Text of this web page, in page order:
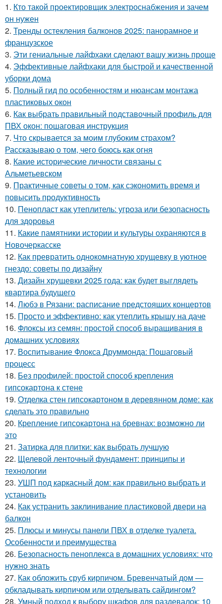
1. Кто такой проектировщик электроснабжения и зачем
он нужен
2. Тренды остекления балконов 2025: панорамное и
французское
3. Эти гениальные лайфхаки сделают вашу жизнь проще
4. Эффективные лайфхаки для быстрой и качественной
уборки дома
5. Полный гид по особенностям и нюансам монтажа
пластиковых окон
6. Как выбрать правильный подставочный профиль для
ПВХ окон: пошаговая инструкция
7. Что скрывается за моим глубоким страхом?
Рассказываю о том, чего боюсь как огня
8. Какие исторические личности связаны с
Альметьевском
9. Практичные советы о том, как сэкономить время и
повысить продуктивность
10. Пенопласт как утеплитель: угроза или безопасность
для здоровья
11. Какие памятники истории и культуры охраняются в
Новочеркасске
12. Как превратить однокомнатную хрущевку в уютное
гнездо: советы по дизайну
13. Дизайн хрущевки 2025 года: как будет выглядеть
квартира будущего
14. Любэ в Рязани: расписание предстоящих концертов
15. Просто и эффективно: как утеплить крышу на даче
16. Флоксы из семян: простой способ выращивания в
домашних условиях
17. Воспитывание Флокса Друммонда: Пошаговый
процесс
18. Без профилей: простой способ крепления
гипсокартона к стене
19. Отделка стен гипсокартоном в деревянном доме: как
сделать это правильно
20. Крепление гипсокартона на бревнах: возможно ли
это
21. Затирка для плитки: как выбрать лучшую
22. Щелевой ленточный фундамент: принципы и
технологии
23. УШП под каркасный дом: как правильно выбрать и
установить
24. Как устранить заклинивание пластиковой двери на
балкон
25. Плюсы и минусы панели ПВХ в отделке туалета.
Особенности и преимущества
26. Безопасность пеноплекса в домашних условиях: что
нужно знать
27. Как обложить сруб кирпичом. Бревенчатый дом —
обкладывать кирпичом или отделывать сайдингом?
28. Умный подход к выбору шкафов для раздевалок: 10